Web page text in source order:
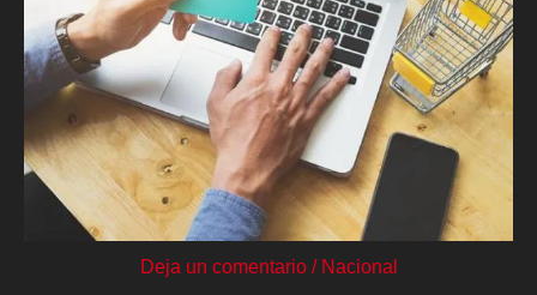
Deja un comentario / Nacional